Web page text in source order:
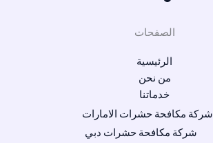
الصفحات
الرئيسية
من نحن
خدماتنا
شركة مكافحة حشرات الامارات
شركة مكافحة حشرات دبي